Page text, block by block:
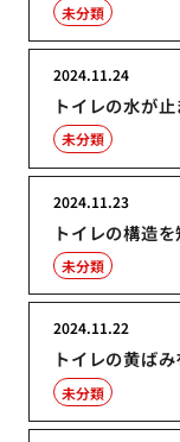
未分類
トイレの水が
2024.11.24
未分類
トイレの構造
2024.11.23
未分類
トイレの黄ば
2024.11.22
未分類